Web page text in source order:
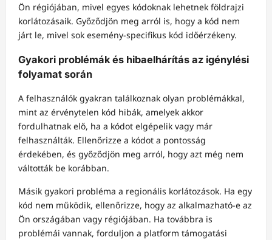
Ön régiójában, mivel egyes kódoknak lehetnek földrajzi
korlátozásaik. Győződjön meg arról is, hogy a kód nem
járt le, mivel sok esemény-specifikus kód időérzékeny.
Gyakori problémák és hibaelhárítás az igénylési
folyamat során
A felhasználók gyakran találkoznak olyan problémákkal,
mint az érvénytelen kód hibák, amelyek akkor
fordulhatnak elő, ha a kódot elgépelik vagy már
felhasználták. Ellenőrizze a kódot a pontosság
érdekében, és győződjön meg arról, hogy azt még nem
váltották be korábban.
Másik gyakori probléma a regionális korlátozások. Ha egy
kód nem működik, ellenőrizze, hogy az alkalmazható-e az
Ön országában vagy régiójában. Ha továbbra is
problémái vannak, forduljon a platform támogatási